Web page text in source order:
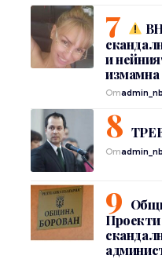
и
измамна
От
От
Проекти